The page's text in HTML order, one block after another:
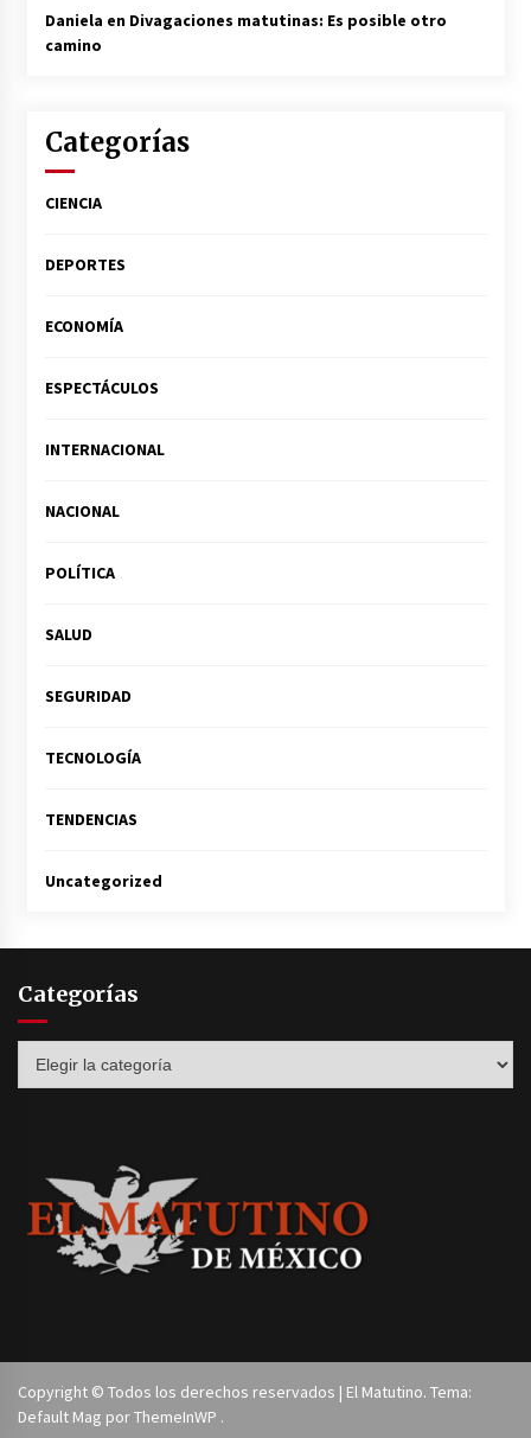
Daniela en Divagaciones matutinas: Es posible otro
camino
Categorías
CIENCIA
DEPORTES
ECONOMÍA
ESPECTÁCULOS
INTERNACIONAL
NACIONAL
POLÍTICA
SALUD
SEGURIDAD
TECNOLOGÍA
TENDENCIAS
Uncategorized
Categorías
Copyright © Todos los derechos reservados | El Matutino. Tema:
Default Mag porThemeInWP .